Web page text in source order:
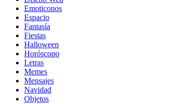
Emoticonos
Espacio
Fantasía
Fiestas
Halloween
Horóscopo
Letras
Memes
Mensajes
Navidad
Objetos